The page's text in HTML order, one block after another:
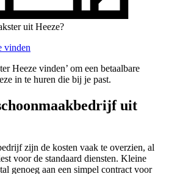
uit Heeze?
vinden
Heeze vinden’ om een betaalbare
in te huren die bij je past.
uit
zijn de kosten vaak te overzien, al
voor de standaard diensten. Kleine
genoeg aan een simpel contract voor